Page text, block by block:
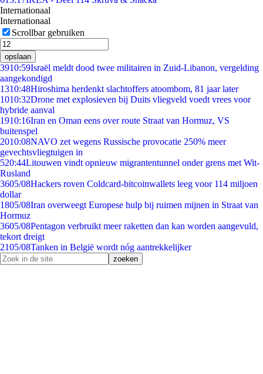
Internationaal
Internationaal
Scrollbar gebruiken
opslaan
3910:59Israël meldt dood twee militairen in Zuid-Libanon, vergelding
aangekondigd
1310:48Hiroshima herdenkt slachtoffers atoombom, 81 jaar later
1010:32Drone met explosieven bij Duits vliegveld voedt vrees voor
hybride aanval
1910:16Iran en Oman eens over route Straat van Hormuz, VS
buitenspel
2010:08NAVO zet wegens Russische provocatie 250% meer
gevechtsvliegtuigen in
520:44Litouwen vindt opnieuw migrantentunnel onder grens met Wit-
Rusland
3605/08Hackers roven Coldcard-bitcoinwallets leeg voor 114 miljoen
dollar
1805/08Iran overweegt Europese hulp bij ruimen mijnen in Straat van
Hormuz
3605/08Pentagon verbruikt meer raketten dan kan worden aangevuld,
tekort dreigt
2105/08Tanken in België wordt nóg aantrekkelijker